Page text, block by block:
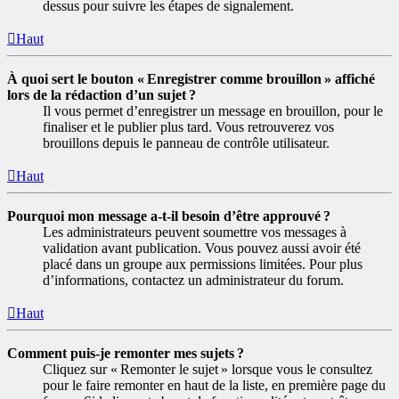
dessus pour suivre les étapes de signalement.
Haut
À quoi sert le bouton « Enregistrer comme brouillon » affiché
lors de la rédaction d’un sujet ?
Il vous permet d’enregistrer un message en brouillon, pour le
finaliser et le publier plus tard. Vous retrouverez vos
brouillons depuis le panneau de contrôle utilisateur.
Haut
Pourquoi mon message a-t-il besoin d’être approuvé ?
Les administrateurs peuvent soumettre vos messages à
validation avant publication. Vous pouvez aussi avoir été
placé dans un groupe aux permissions limitées. Pour plus
d’informations, contactez un administrateur du forum.
Haut
Comment puis-je remonter mes sujets ?
Cliquez sur « Remonter le sujet » lorsque vous le consultez
pour le faire remonter en haut de la liste, en première page du